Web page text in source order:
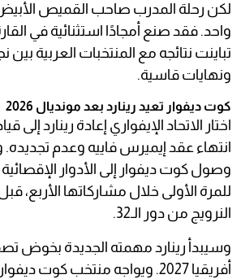
لكن رحلة المدرب صاحب القميص
واحد. فقد صنع أمجادًا استثنائية في
تباينت نتائجه مع المنتخبات العربية بين
ونهايات قاسية.
كوت ديفوار تعيد رينارد بعد مونديال 2026
اختار الاتحاد الإيفواري إعادة رينارد إلى
انتهاء عقد إيميرس فاييه وعدم تجديده.
وصول كوت ديفوار إلى الأدوار
للمرة الأولى خلال مشاركاتها الأربع،
النرويج من دور الـ32.
وسيبدأ رينارد مهمته الجديدة بخوض
أفريقيا 2027. ويواجه منتخب كوت